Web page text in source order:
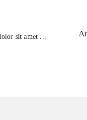
sit amet ...